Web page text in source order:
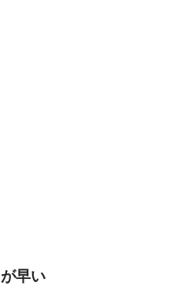
早い